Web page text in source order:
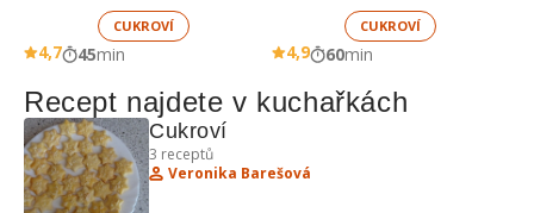
CUKROVÍ
4,7 45min
CUKROVÍ
4,9 60min
Recept najdete v kuchařkách
Cukroví
3 receptů
Veronika Barešová